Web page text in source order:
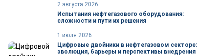
2 августа 2026
Испытания нефтегазового оборудования:
сложности и пути их решения
1 июля 2026
Цифровые двойники в нефтегазовом секторе:
эволюция, барьеры и перспективы внедрения